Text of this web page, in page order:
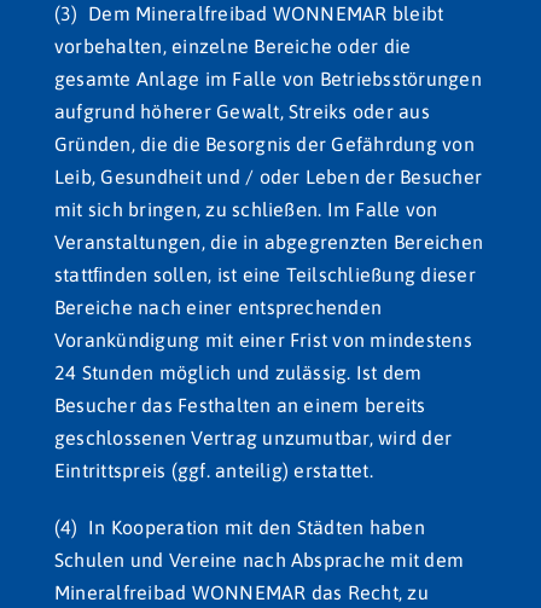
(3) Dem Mineralfreibad WONNEMAR bleibt
vorbehalten, einzelne Bereiche oder die
gesamte Anlage im Falle von Betriebsstörungen
aufgrund höherer Gewalt, Streiks oder aus
Gründen, die die Besorgnis der Gefährdung von
Leib, Gesundheit und / oder Leben der Besucher
mit sich bringen, zu schließen. Im Falle von
Veranstaltungen, die in abgegrenzten Bereichen
stattﬁnden sollen, ist eine Teilschließung dieser
Bereiche nach einer entsprechenden
Vorankündigung mit einer Frist von mindestens
24 Stunden möglich und zulässig. Ist dem
Besucher das Festhalten an einem bereits
geschlossenen Vertrag unzumutbar, wird der
Eintrittspreis (ggf. anteilig) erstattet.
(4) In Kooperation mit den Städten haben
Schulen und Vereine nach Absprache mit dem
Mineralfreibad WONNEMAR das Recht, zu